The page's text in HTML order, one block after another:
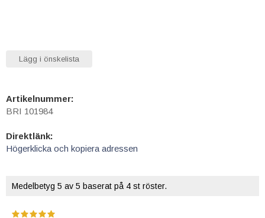
Lägg i önskelista
Artikelnummer:
BRI 101984
Direktlänk:
Högerklicka och kopiera adressen
Medelbetyg 5 av 5 baserat på 4 st röster.